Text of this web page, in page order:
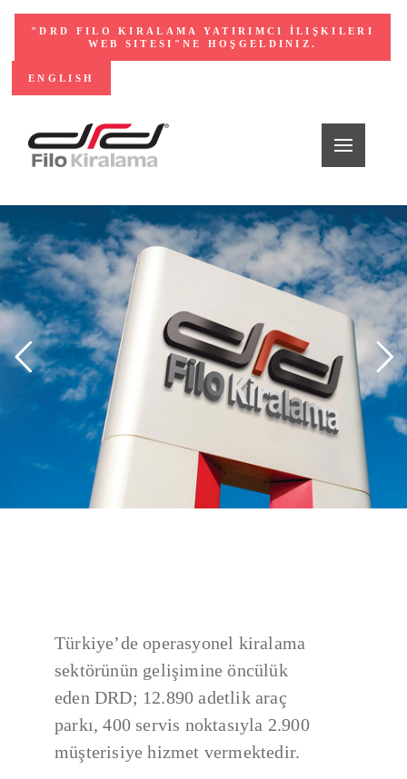
"DRD FILO KIRALAMA YATIRIMCI İLIŞKILERI
WEB SITESI"NE HOŞGELDINIZ.
ENGLISH
Türkiye’de operasyonel kiralama
sektörünün gelişimine öncülük
eden DRD; 12.890 adetlik araç
parkı, 400 servis noktasıyla 2.900
müşterisiye hizmet vermektedir.